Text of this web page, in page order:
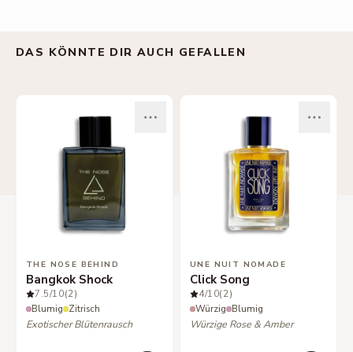
DAS KÖNNTE DIR AUCH GEFALLEN
THE NOSE BEHIND
Bangkok Shock
7.5/10(2)
Blumig Zitrisch
Exotischer Blütenrausch
UNE NUIT NOMADE
Click Song
4/10(2)
Würzig Blumig
Würzige Rose & Amber